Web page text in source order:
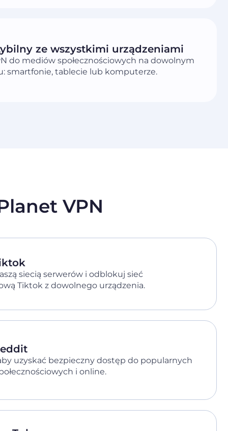
ze wszystkimi urządzeniami
do mediów społecznościowych na dowolnym
smartfonie, tablecie lub komputerze.
VPN
siecią serwerów i odblokuj sieć
Tiktok z dowolnego urządzenia.
uzyskać bezpieczny dostęp do popularnych
i online.